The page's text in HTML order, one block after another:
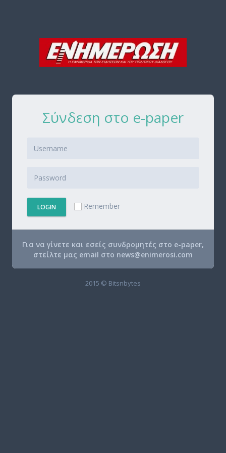
Σύνδεση στο e-paper
LOGIN Remember
Για να γίνετε και εσείς συνδρομητές στο e-paper,
στείλτε μας email στο news@enimerosi.com
2015 © Bitsnbytes